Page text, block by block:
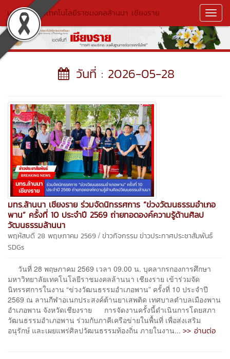
มหาวิทยาลัยเทคโนโลยีราชมงคลล้านนา เชียงราย
วันที่ : 2026-05-28
มทร.ล้านนา เชียงราย ร่วมจัดนิทรรศการ “ข่วงวัฒนธรรมอำเภอ
พาน” ครั้งที่ 10 ประจำปี 2569 ถ่ายทอดองค์ความรู้ด้านศิลป
วัฒนธรรมล้านนา
พฤหัสบดี 28 พฤษภาคม 2569 / ข่าวกิจกรรมข่าวประกาศประชาสัมพันธ์
SDGs
วันที่ 28 พฤษภาคม 2569 เวลา 09.00 น. บุคลากรกองการศึกษา
มหาวิทยาลัยเทคโนโลยีราชมงคลล้านนา เชียงราย เข้าร่วมจัด
นิทรรศการในงาน “ข่วงวัฒนธรรมอำเภอพาน” ครั้งที่ 10 ประจำปี
2569 ณ ลานกีฬาอเนกประสงค์ต้านยาเสพติด เทศบาลตำบลเมืองพาน
อำเภอพาน จังหวัดเชียงราย การจัดงานครั้งนี้ดำเนินการโดยสภา
วัฒนธรรมอำเภอพาน ร่วมกับภาคีเครือข่ายในพื้นที่ เพื่อส่งเสริม
อนุรักษ์ และเผยแพร่ศิลปวัฒนธรรมท้องถิ่น ภายในงาน... >> อ่านต่อ